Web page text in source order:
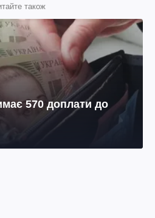
також
570 доплати до